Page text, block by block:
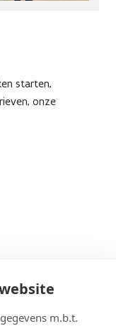
m.b.t.
starten,
onze